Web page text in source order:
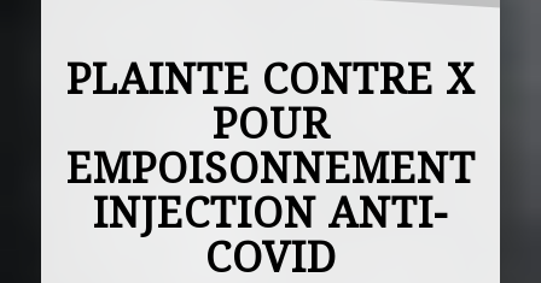
PLAINTE CONTRE X
POUR
EMPOISONNEMENT
INJECTION ANTI-
COVID